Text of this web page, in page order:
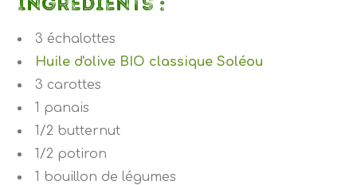
3 échalottes
Huile d'olive BIO classique Soléou
3 carottes
1 panais
1/2 butternut
1/2 potiron
1 bouillon de légumes